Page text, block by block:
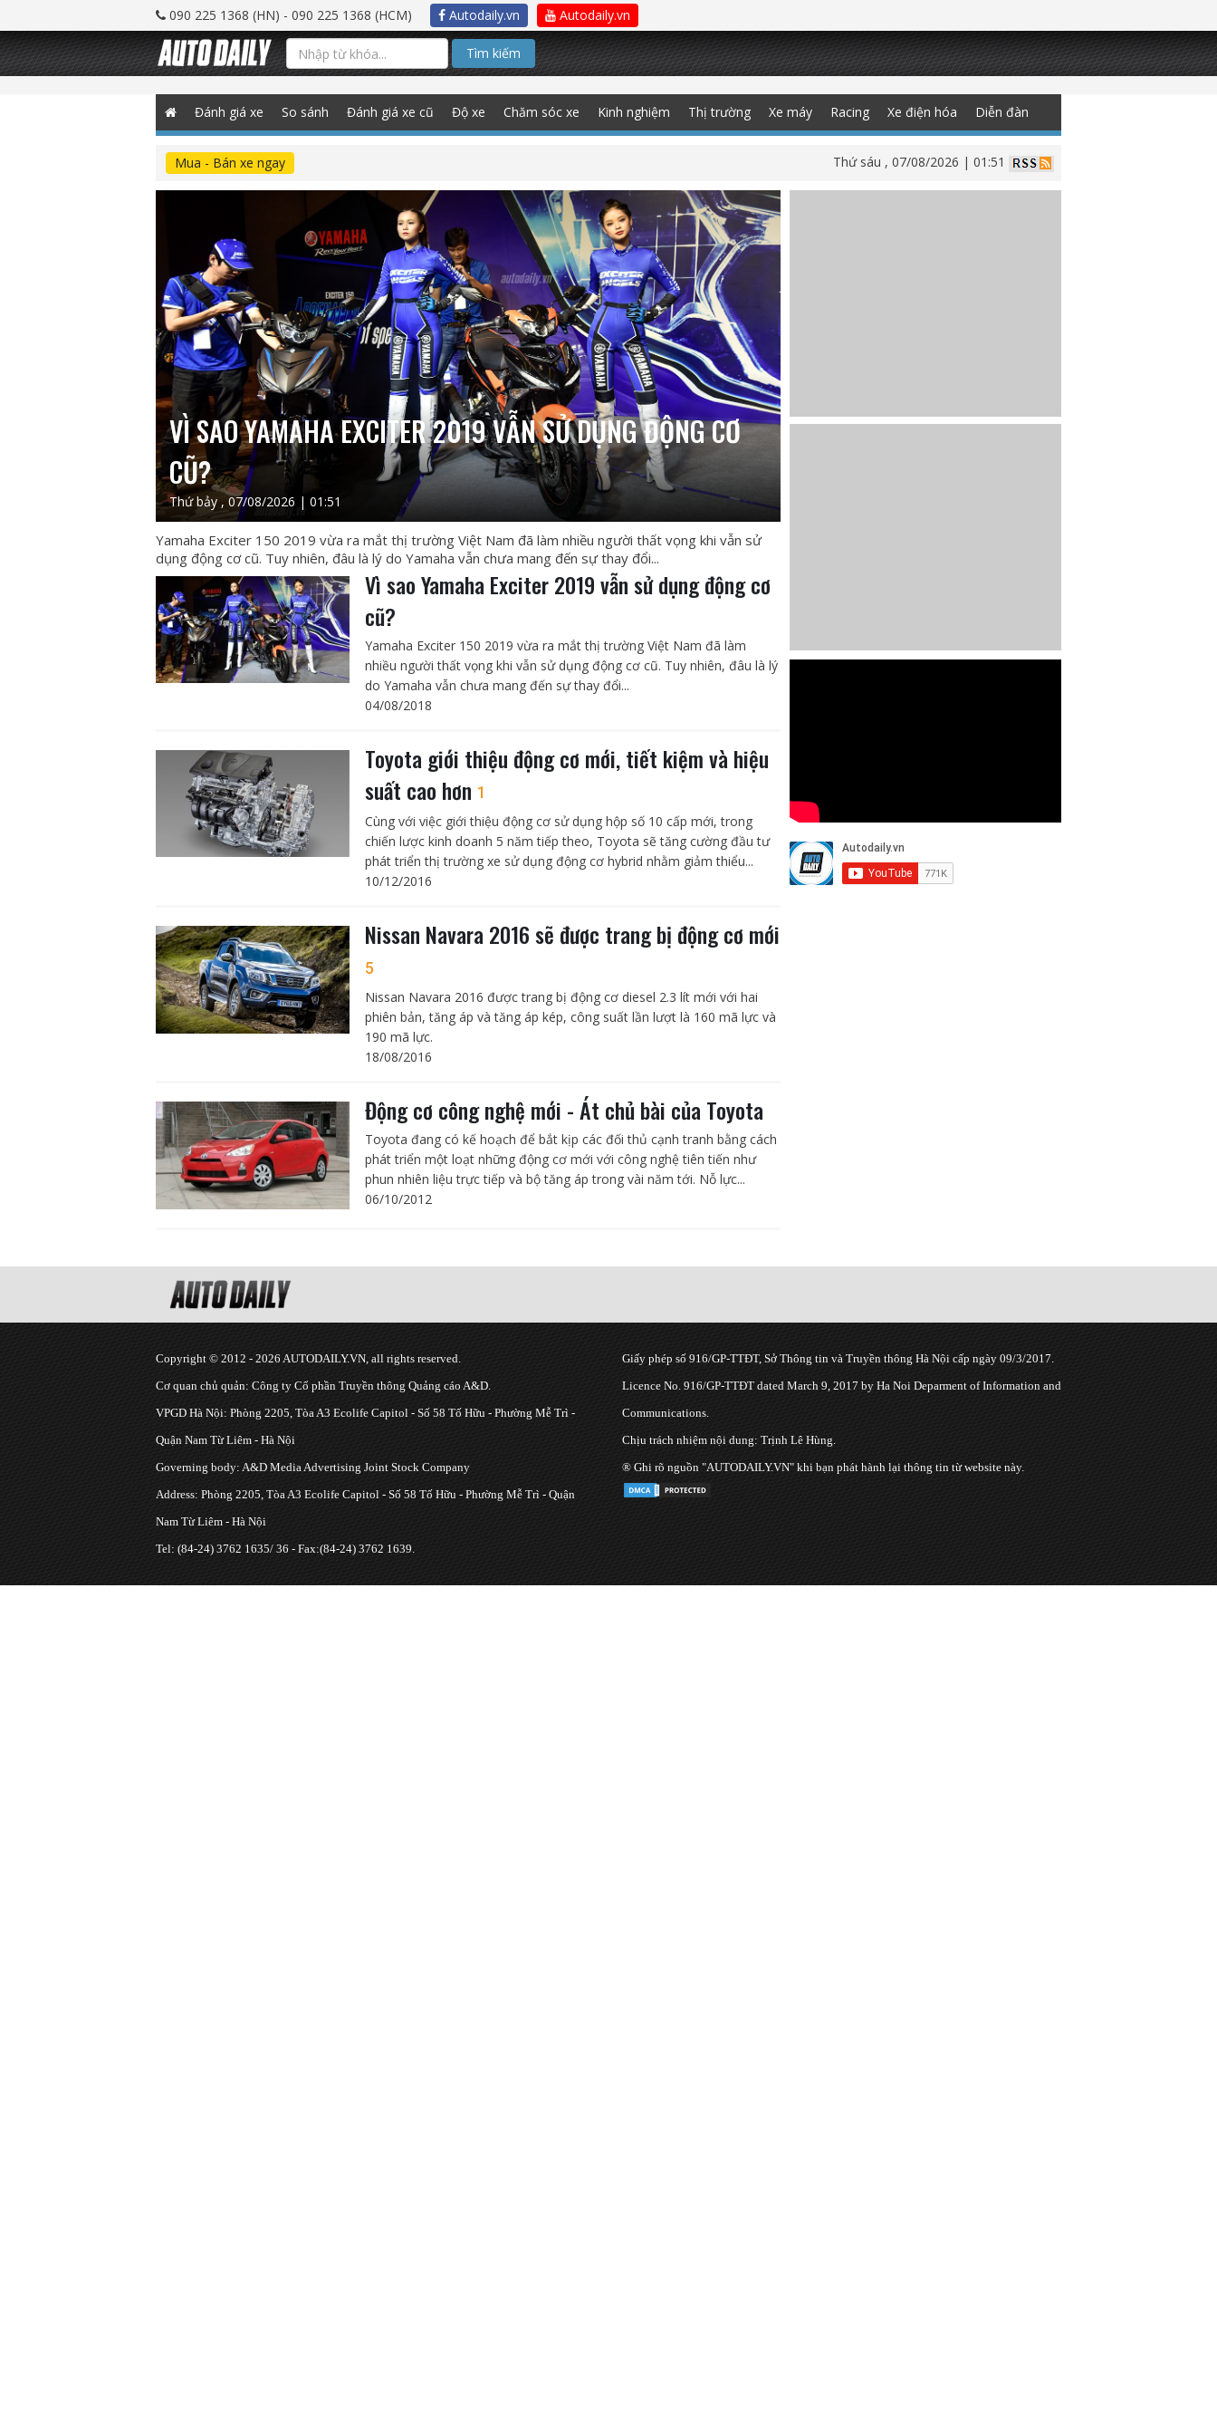
090 225 1368 (HN) - 090 225 1368 (HCM) Autodaily.vn Autodaily.vn
Tìm kiếm
Đánh giá xe So sánh Đánh giá xe cũ Độ xe Chăm sóc xe Kinh nghiệm Thị trường Xe máy Racing Xe điện hóa Diễn đàn
Mua - Bán xe ngay Thứ sáu , 07/08/2026 | 01:51
VÌ SAO YAMAHA EXCITER 2019 VẪN SỬ DỤNG ĐỘNG CƠ
CŨ?
Thứ bảy , 07/08/2026 | 01:51
Yamaha Exciter 150 2019 vừa ra mắt thị trường Việt Nam đã làm nhiều người thất vọng khi vẫn sử
dụng động cơ cũ. Tuy nhiên, đâu là lý do Yamaha vẫn chưa mang đến sự thay đổi...
Vì sao Yamaha Exciter 2019 vẫn sử dụng động cơ
cũ?
Yamaha Exciter 150 2019 vừa ra mắt thị trường Việt Nam đã làm
nhiều người thất vọng khi vẫn sử dụng động cơ cũ. Tuy nhiên, đâu là lý
do Yamaha vẫn chưa mang đến sự thay đổi...
04/08/2018
Toyota giới thiệu động cơ mới, tiết kiệm và hiệu
suất cao hơn 1
Cùng với việc giới thiệu động cơ sử dụng hộp số 10 cấp mới, trong
chiến lược kinh doanh 5 năm tiếp theo, Toyota sẽ tăng cường đầu tư
phát triển thị trường xe sử dụng động cơ hybrid nhằm giảm thiểu...
10/12/2016
Nissan Navara 2016 sẽ được trang bị động cơ mới
5
Nissan Navara 2016 được trang bị động cơ diesel 2.3 lít mới với hai
phiên bản, tăng áp và tăng áp kép, công suất lần lượt là 160 mã lực và
190 mã lực.
18/08/2016
Động cơ công nghệ mới - Át chủ bài của Toyota
Toyota đang có kế hoạch để bắt kịp các đối thủ cạnh tranh bằng cách
phát triển một loạt những động cơ mới với công nghệ tiên tiến như
phun nhiên liệu trực tiếp và bộ tăng áp trong vài năm tới. Nỗ lực...
06/10/2012
Copyright © 2012 - 2026 AUTODAILY.VN, all rights reserved.
Cơ quan chủ quản: Công ty Cổ phần Truyền thông Quảng cáo A&D.
VPGD Hà Nội: Phòng 2205, Tòa A3 Ecolife Capitol - Số 58 Tố Hữu - Phường Mễ Trì -
Quận Nam Từ Liêm - Hà Nội
Governing body: A&D Media Advertising Joint Stock Company
Address: Phòng 2205, Tòa A3 Ecolife Capitol - Số 58 Tố Hữu - Phường Mễ Trì - Quận
Nam Từ Liêm - Hà Nội
Tel: (84-24) 3762 1635/ 36 - Fax:(84-24) 3762 1639.
Giấy phép số 916/GP-TTĐT, Sở Thông tin và Truyền thông Hà Nội cấp ngày 09/3/2017.
Licence No. 916/GP-TTĐT dated March 9, 2017 by Ha Noi Deparment of Information and
Communications.
Chịu trách nhiệm nội dung: Trịnh Lê Hùng.
® Ghi rõ nguồn "AUTODAILY.VN" khi bạn phát hành lại thông tin từ website này.